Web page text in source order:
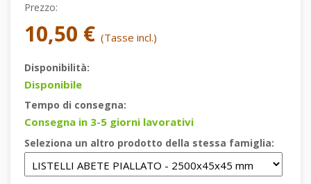
Prezzo:
10,50 € (Tasse incl.)
Disponibilità:
Disponibile
Tempo di consegna:
Consegna in 3-5 giorni lavorativi
Seleziona un altro prodotto della stessa famiglia: